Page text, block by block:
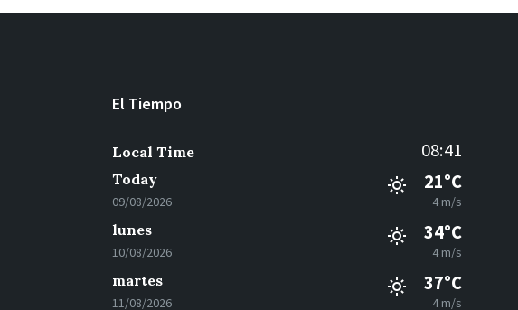
El Tiempo
Local Time 08:41
Today
09/08/2026
21°C
4 m/s
lunes
10/08/2026
34°C
4 m/s
martes
11/08/2026
37°C
4 m/s